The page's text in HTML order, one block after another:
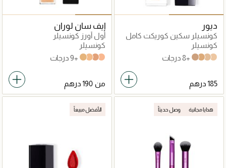
ديور
كونسيلر سكين كوريكت كامل
التغطية
كونسيلر
1 N Neutral
1 W Warm
3 W Warm
2,5 N Neutral +8 درجات
إيف سان لوران
أول أورز كونسيلر
كونسيلر
LC2
LC5
LN4
LW1+9 درجات
من
هدايا مجانية وصل حديثاً الأفضل مبيعاً